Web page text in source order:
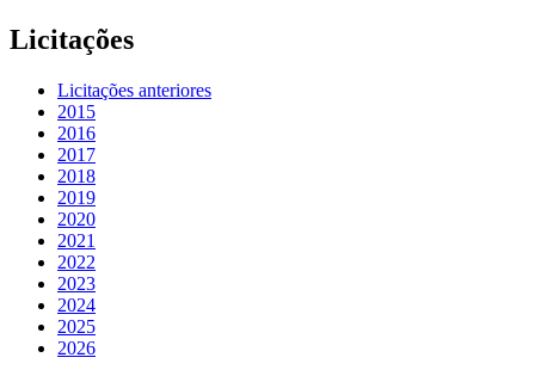
Licitações
Licitações anteriores
2015
2016
2017
2018
2019
2020
2021
2022
2023
2024
2025
2026